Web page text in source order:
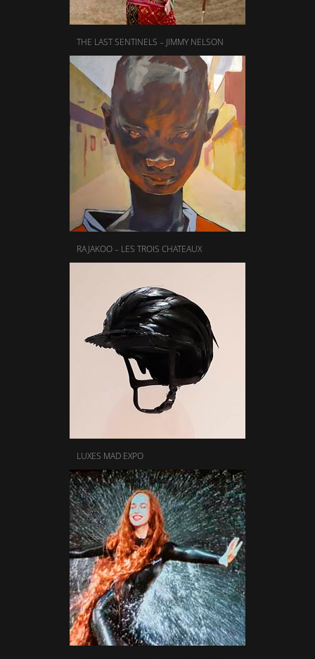
THE LAST SENTINELS – JIMMY NELSON
RAJAKOO – LES TROIS CHATEAUX
LUXES MAD EXPO